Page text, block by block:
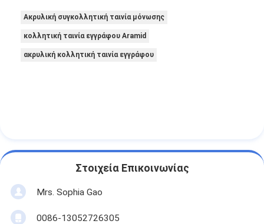
Ακρυλική συγκολλητική ταινία μόνωσης
κολλητική ταινία εγγράφου Aramid
ακρυλική κολλητική ταινία εγγράφου
Στοιχεία Επικοινωνίας
Mrs. Sophia Gao
0086-13052726305